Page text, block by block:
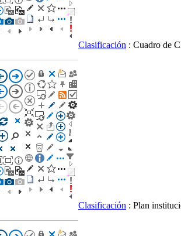
Clasificación : Cuadro de
Clasificación : Plan